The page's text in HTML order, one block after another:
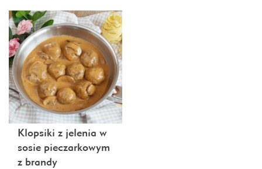
Klopsiki z jelenia w
sosie pieczarkowym
z brandy